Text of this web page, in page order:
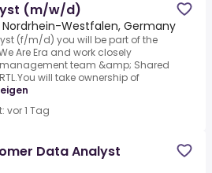
(m/w/d)
Nordrhein-Westfalen, Germany
(f/m/d) you will be part of the
Are Era and work closely
team &amp; Shared
will take ownership of
vor 1 Tag
Data Analyst